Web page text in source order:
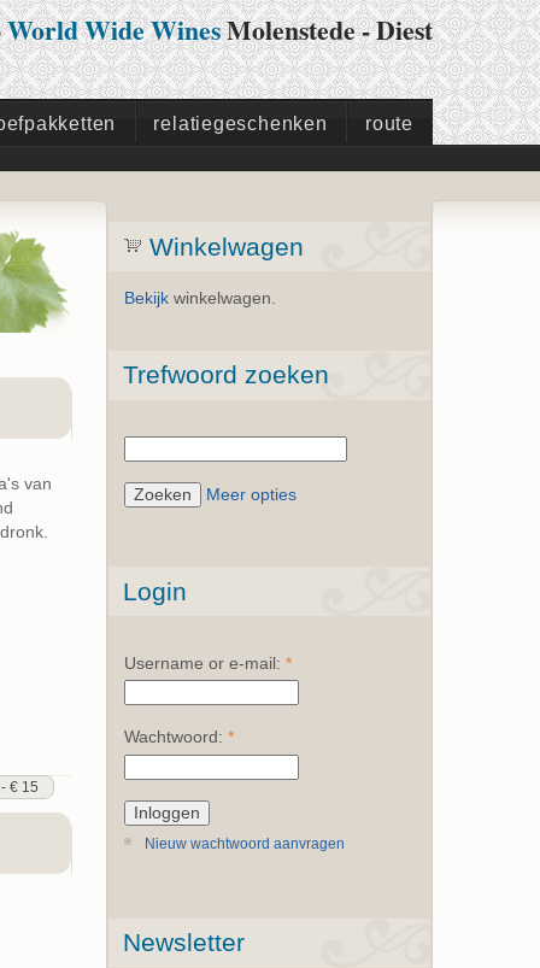
World Wide WinesMolenstede - Diest
relatiegeschenken route
van
€ 15
Winkelwagen
Bekijk winkelwagen.
Trefwoord zoeken
Meer opties
Login
Username or e-mail:*
Wachtwoord:*
Nieuw wachtwoord aanvragen
Newsletter